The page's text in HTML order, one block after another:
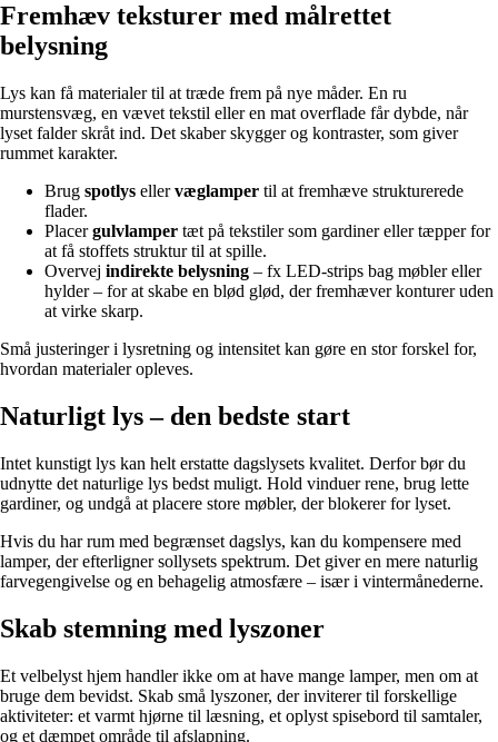
Fremhæv teksturer med målrettet
belysning
Lys kan få materialer til at træde frem på nye måder. En ru
murstensvæg, en vævet tekstil eller en mat overflade får dybde, når
lyset falder skråt ind. Det skaber skygger og kontraster, som giver
rummet karakter.
Brug spotlys ellervæglamper til at fremhæve strukturerede
flader.
Placergulvlamper tæt på tekstiler som gardiner eller tæpper for
at få stoffets struktur til at spille.
Overvej indirekte belysning – fx LED-strips bag møbler eller
hylder – for at skabe en blød glød, der fremhæver konturer uden
at virke skarp.
Små justeringer i lysretning og intensitet kan gøre en stor forskel for,
hvordan materialer opleves.
Naturligt lys – den bedste start
Intet kunstigt lys kan helt erstatte dagslysets kvalitet. Derfor bør du
udnytte det naturlige lys bedst muligt. Hold vinduer rene, brug lette
gardiner, og undgå at placere store møbler, der blokerer for lyset.
Hvis du har rum med begrænset dagslys, kan du kompensere med
lamper, der efterligner sollysets spektrum. Det giver en mere naturlig
farvegengivelse og en behagelig atmosfære – især i vintermånederne.
Skab stemning med lyszoner
Et velbelyst hjem handler ikke om at have mange lamper, men om at
bruge dem bevidst. Skab små lyszoner, der inviterer til forskellige
aktiviteter: et varmt hjørne til læsning, et oplyst spisebord til samtaler,
og et dæmpet område til afslapning.